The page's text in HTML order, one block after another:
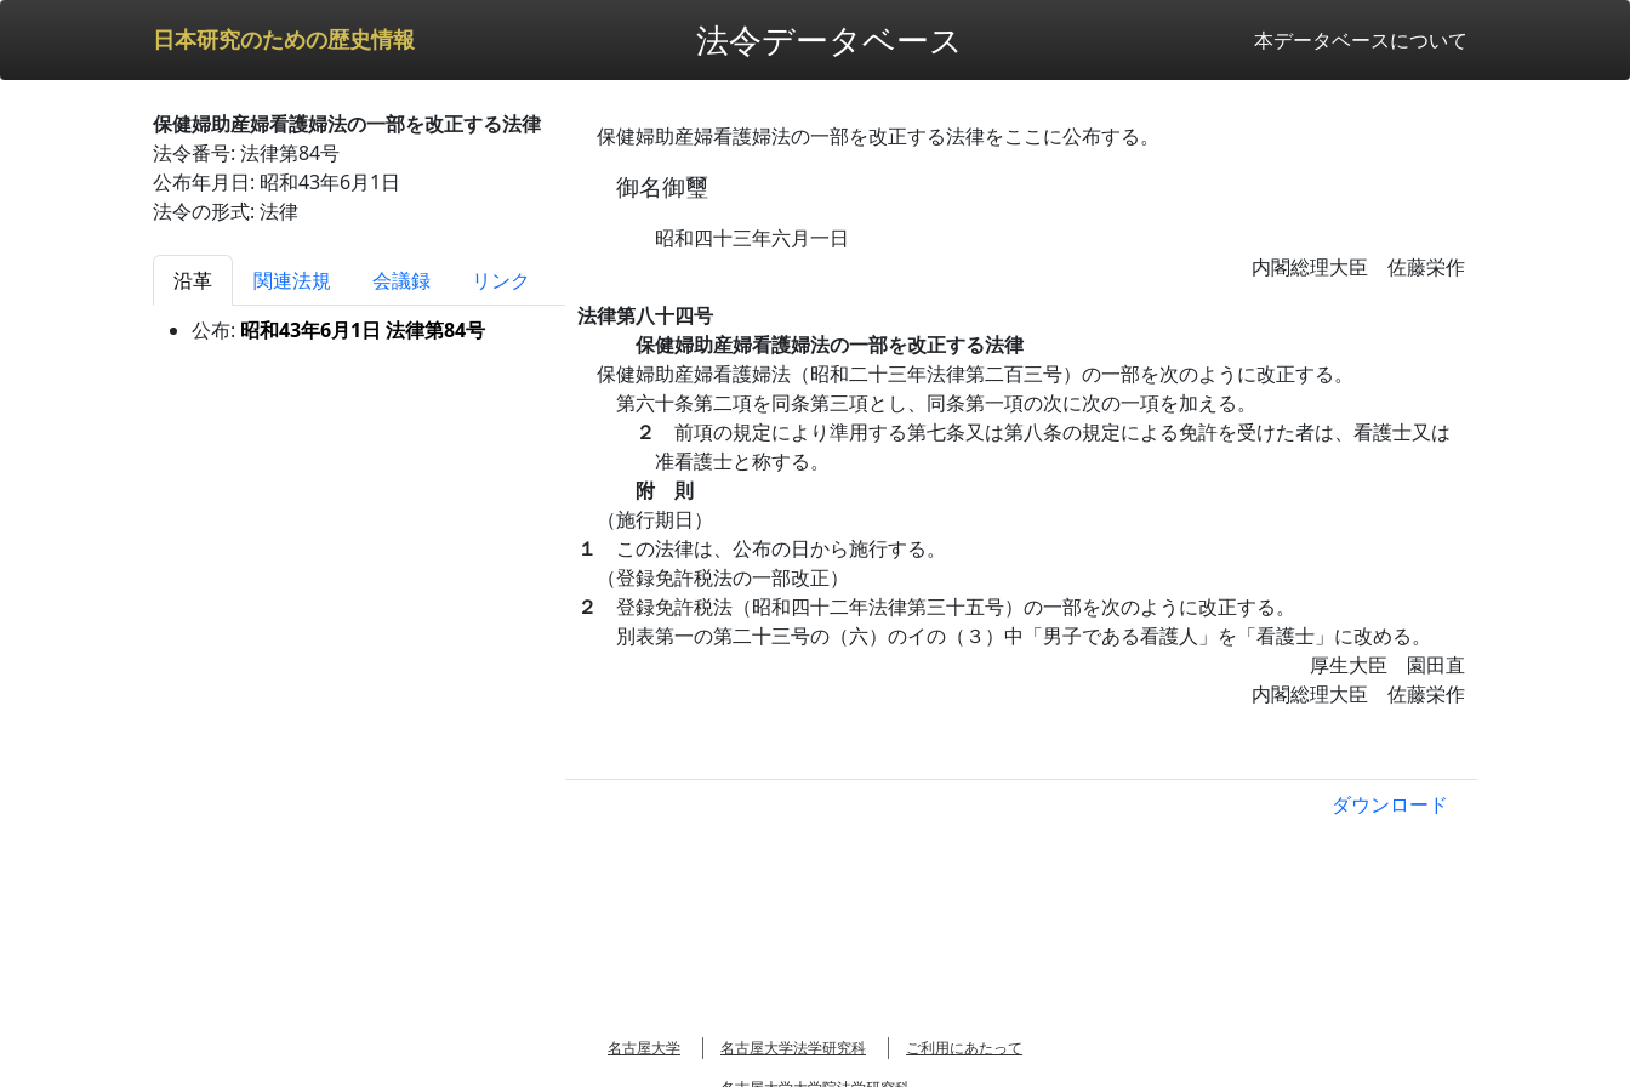
日本研究のための歴史情報 法令データベース 本データベースについて
保健婦助産婦看護婦法の一部を改正する法律
法令番号: 法律第84号
公布年月日: 昭和43年6月1日
法令の形式: 法律
沿革 関連法規 会議録
リンク
公布: 昭和43年6月1日 法律第84号
保健婦助産婦看護婦法の一部を改正する法律をここに公布する。
御名御璽
昭和四十三年六月一日
内閣総理大臣 佐藤栄作
法律第八十四号
保健婦助産婦看護婦法の一部を改正する法律
保健婦助産婦看護婦法（昭和二十三年法律第二百三号）の一部を次のように改正する。
第六十条第二項を同条第三項とし、同条第一項の次に次の一項を加える。
２ 前項の規定により準用する第七条又は第八条の規定による免許を受けた者は、看護士又は
准看護士と称する。
附 則
（施行期日）
１ この法律は、公布の日から施行する。
（登録免許税法の一部改正）
２ 登録免許税法（昭和四十二年法律第三十五号）の一部を次のように改正する。
別表第一の第二十三号の（六）のイの（３）中「男子である看護人」を「看護士」に改める。
厚生大臣 園田直
内閣総理大臣 佐藤栄作
ダウンロード
名古屋大学 名古屋大学法学研究科
ご利用にあたって